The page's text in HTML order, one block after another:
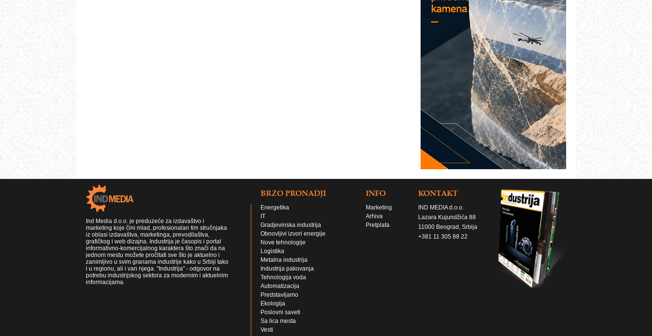
Ind Media d.o.o. je preduzeće za izdavaštvo i
marketing koje čini mlad, profesionalan tim stručnjaka
iz oblasi izdavaštva, marketinga, prevodilaštva,
grafičkog i web dizajna. Industrija je časopis i portal
informativno-komercijalnog karaktera što znači da na
jednom mestu možete pročitati sve što je aktuelno i
zanimljivo u svim granama industrije kako u Srbiji tako
i u regionu, ali i van njega. "Industrija" - odgovor na
potrebu industrijskog sektora za modernim i aktuelnim
informacijama.
BRZO PRONADJI
Energetika
IT
Gradjevinska industrija
Obnovljivi izvori energije
Nove tehnologije
Logistika
Metalna industrija
Industrija pakovanja
Tehnologija voda
Automatizacija
Predstavljamo
Ekologija
Poslovni saveti
Sa lica mesta
Vesti
INFO
Marketing
Arhiva
Pretplata
KONTAKT
IND MEDIA d.o.o.
Lazara Kujundžića 88
11000 Beograd, Srbija
+381 11 305 88 22